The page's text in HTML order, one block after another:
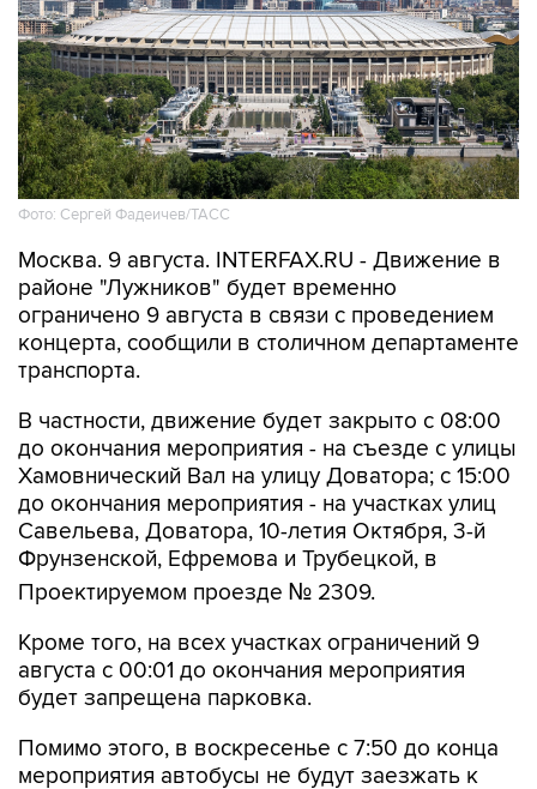
Фото: Сергей Фадеичев/ТАСС
Москва. 9 августа. INTERFAX.RU - Движение в
ограничено 9 августа в связи с проведением
концерта, сообщили в столичном департаменте
транспорта.
В частности, движение будет закрыто с 08:00
Хамовнический Вал на улицу Доватора; с 15:00
до окончания мероприятия - на участках улиц
Савельева, Доватора, 10-летия Октября, 3-й
Фрунзенской, Ефремова и Трубецкой, в
Проектируемом проезде № 2309.
Кроме того, на всех участках ограничений 9
будет запрещена парковка.
Помимо этого, в воскресенье с 7:50 до конца
метро "Спортивная".